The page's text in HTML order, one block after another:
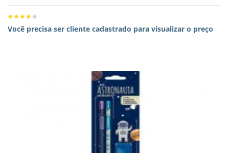
Você precisa ser cliente cadastrado para visualizar o preço